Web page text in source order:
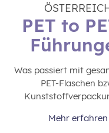
PET to
Was passiert mit
PET-Flaschen
Mehr erfahren